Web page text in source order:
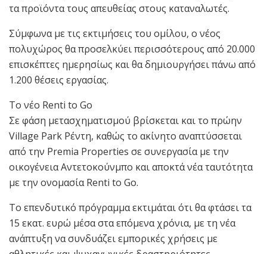
τα προϊόντα τους απευθείας στους καταναλωτές.
Σύμφωνα με τις εκτιμήσεις του ομίλου, ο νέος
πολυχώρος θα προσελκύει περισσότερους από 20.000
επισκέπτες ημερησίως και θα δημιουργήσει πάνω από
1.200 θέσεις εργασίας.
Το νέο Renti to Go
Σε φάση μετασχηματισμού βρίσκεται και το πρώην
Village Park Ρέντη, καθώς το ακίνητο αναπτύσσεται
από την Premia Properties σε συνεργασία με την
οικογένεια Αντετοκούνμπο και αποκτά νέα ταυτότητα
με την ονομασία Renti to Go.
Το επενδυτικό πρόγραμμα εκτιμάται ότι θα φτάσει τα
15 εκατ. ευρώ μέσα στα επόμενα χρόνια, με τη νέα
ανάπτυξη να συνδυάζει εμπορικές χρήσεις με